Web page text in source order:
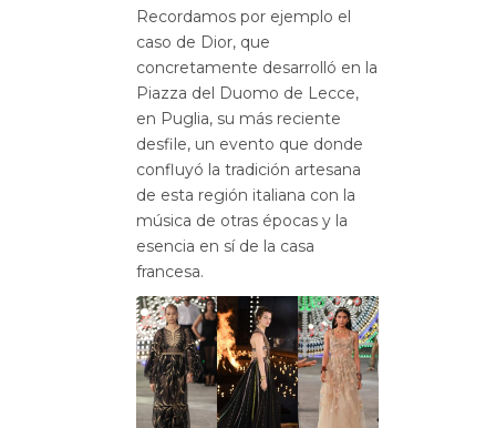
Recordamos por ejemplo el
caso de Dior, que
concretamente desarrolló en la
Piazza del Duomo de Lecce,
en Puglia, su más reciente
desfile, un evento que donde
confluyó la tradición artesana
de esta región italiana con la
música de otras épocas y la
esencia en sí de la casa
francesa.